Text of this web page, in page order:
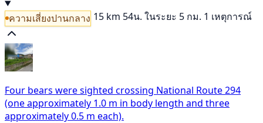
ความเสี่ยงปานกลาง 15 km 54น. ในระยะ 5 กม. 1 เหตุการณ์
Four bears were sighted crossing National Route 294
(one approximately 1.0 m in body length and three
approximately 0.5 m each).